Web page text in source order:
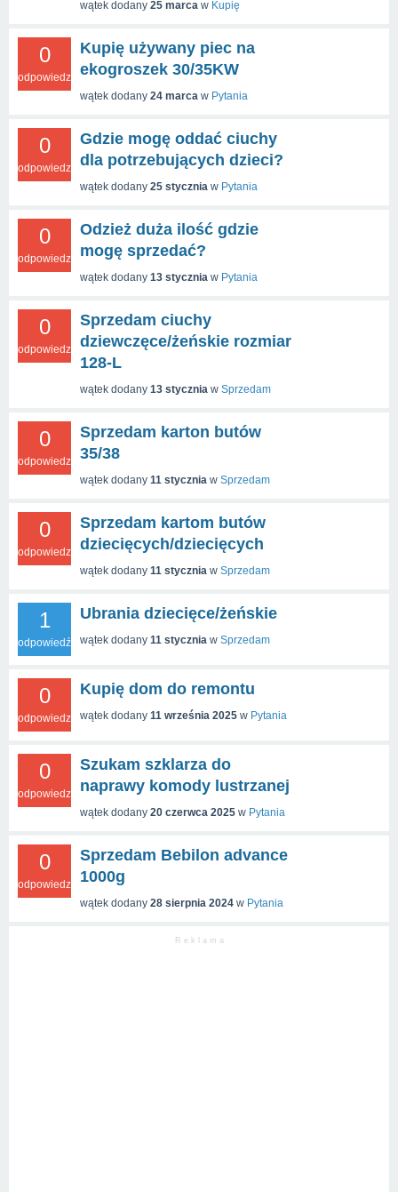
wątek dodany 25 marca w Kupię
0
odpowiedzi
Kupię używany piec na
ekogroszek 30/35KW
wątek dodany 24 marca w Pytania
0
odpowiedzi
Gdzie mogę oddać ciuchy
dla potrzebujących dzieci?
wątek dodany 25 stycznia w Pytania
0
odpowiedzi
Odzież duża ilość gdzie
mogę sprzedać?
wątek dodany 13 stycznia w Pytania
0
odpowiedzi
Sprzedam ciuchy
dziewczęce/żeńskie rozmiar
128-L
wątek dodany 13 stycznia w Sprzedam
0
odpowiedzi
Sprzedam karton butów
35/38
wątek dodany 11 stycznia w Sprzedam
0
odpowiedzi
Sprzedam kartom butów
dziecięcych/dziecięcych
wątek dodany 11 stycznia w Sprzedam
1
odpowiedź
Ubrania dziecięce/żeńskie
wątek dodany 11 stycznia w Sprzedam
0
odpowiedzi
Kupię dom do remontu
wątek dodany 11 września 2025 w Pytania
0
odpowiedzi
Szukam szklarza do
naprawy komody lustrzanej
wątek dodany 20 czerwca 2025 w Pytania
0
odpowiedzi
Sprzedam Bebilon advance
1000g
wątek dodany 28 sierpnia 2024 w Pytania
R e k l a m a